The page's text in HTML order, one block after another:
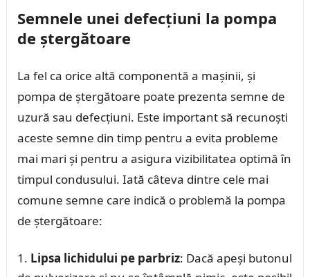
Semnele unei defecțiuni la pompa
de ștergătoare
La fel ca orice altă componentă a mașinii, și
pompa de ștergătoare poate prezenta semne de
uzură sau defecțiuni. Este important să recunoști
aceste semne din timp pentru a evita probleme
mai mari și pentru a asigura vizibilitatea optimă în
timpul condusului. Iată câteva dintre cele mai
comune semne care indică o problemă la pompa
de ștergătoare:
Lipsa lichidului pe parbriz: Dacă apeși butonul